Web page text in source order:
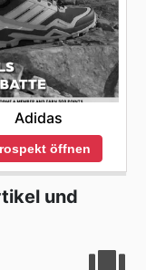
Adidas
öffnen
und